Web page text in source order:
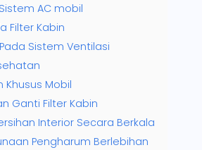
AC mobil
Filter Kabin
Sistem Ventilasi
Khusus Mobil
Ganti Filter Kabin
Interior Secara Berkala
Pengharum Berlebihan